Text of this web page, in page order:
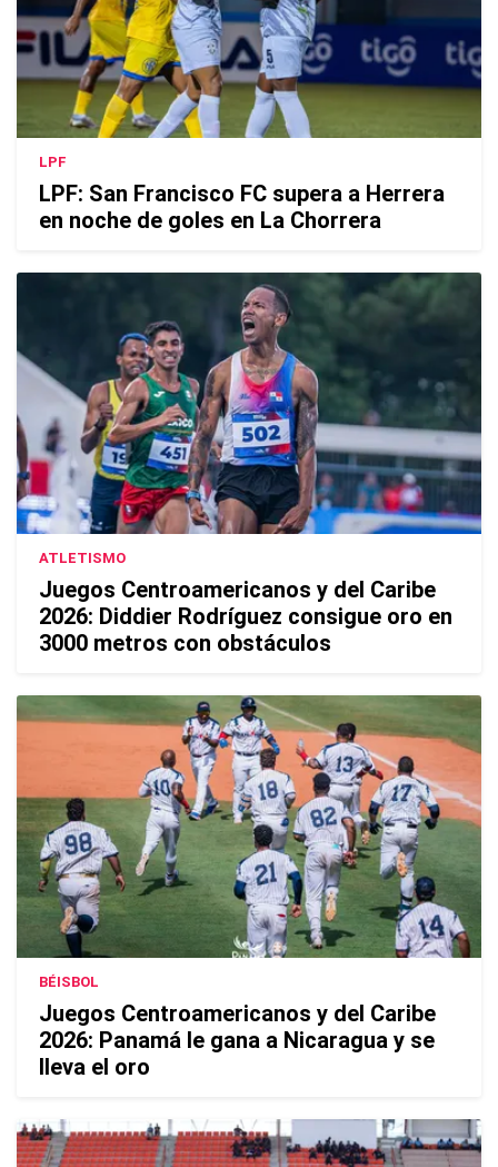
LPF
LPF: San Francisco FC supera a Herrera
en noche de goles en La Chorrera
ATLETISMO
Juegos Centroamericanos y del Caribe
2026: Diddier Rodríguez consigue oro en
3000 metros con obstáculos
BÉISBOL
Juegos Centroamericanos y del Caribe
2026: Panamá le gana a Nicaragua y se
lleva el oro